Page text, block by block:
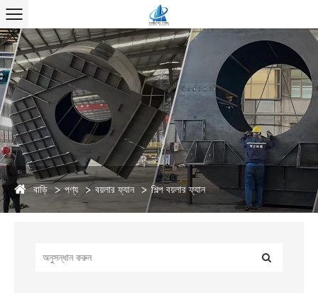
বাড়ি পণ্য বয়লার ফ্যান শিল্প বয়লার ফ্যান